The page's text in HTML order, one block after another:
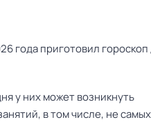
у них может возникнуть
в том числе, не самых